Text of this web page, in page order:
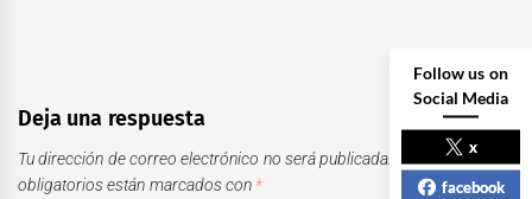
Deja una respuesta
Tu dirección de correo electrónico no será publicada.
Los campos
obligatorios están marcados con *
Follow us on
Social Media
x
facebook